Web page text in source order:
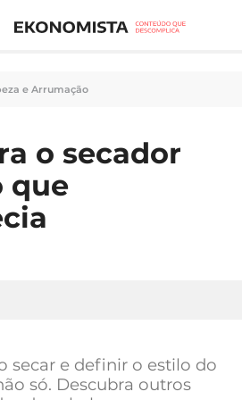
e Arrumação
o secador
que
secar e definir o estilo do
só. Descubra outros